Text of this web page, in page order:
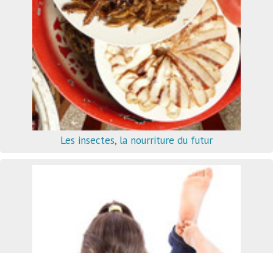
Les insectes, la nourriture du futur